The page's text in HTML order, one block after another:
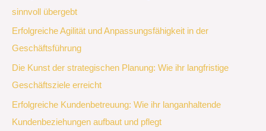
sinnvoll übergebt
Erfolgreiche Agilität und Anpassungsfähigkeit in der
Geschäftsführung
Die Kunst der strategischen Planung: Wie ihr langfristige
Geschäftsziele erreicht
Erfolgreiche Kundenbetreuung: Wie ihr langanhaltende
Kundenbeziehungen aufbaut und pflegt